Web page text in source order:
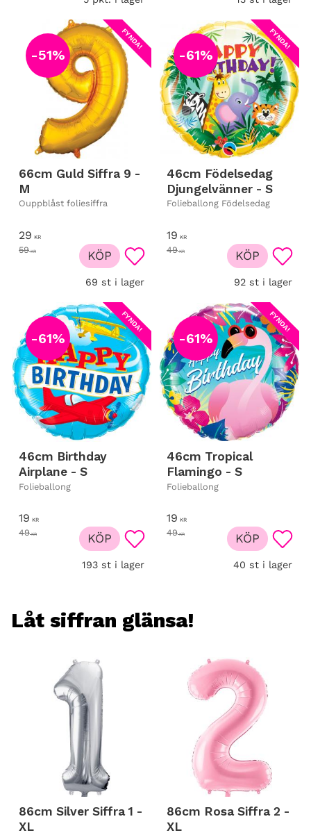
66cm Guld Siffra 9 -
M
Ouppblåst foliesiffra
29 KR
59KR
51%
FYNDA!
Lägg till i favoriter
69 st i lager
KÖP
46cm Födelsedag
Djungelvänner - S
Folieballong Födelsedag
19 KR
49KR
61%
FYNDA!
92 st i lager
KÖP
46cm Birthday
Airplane - S
Folieballong
19 KR
49KR
61%
FYNDA!
Lägg till i favoriter
193 st i lager
KÖP
46cm Tropical
Flamingo - S
Folieballong
19 KR
49KR
61%
FYNDA!
40 st i lager
KÖP
Låt siffran glänsa!
86cm Silver Siffra 1 -
XL
86cm Rosa Siffra 2 -
XL